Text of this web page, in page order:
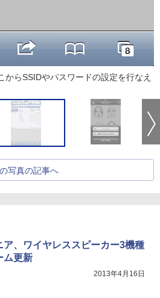
からSSIDやパスワードの設定を行なえ
写真の記事へ
ア、ワイヤレススピーカー3機種
ム更新
2013年4月16日